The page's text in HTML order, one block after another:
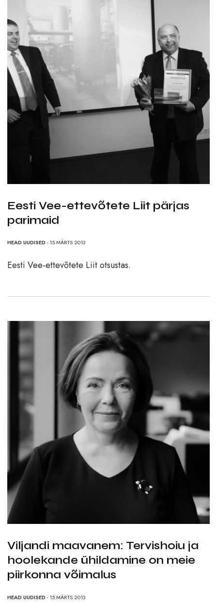
Eesti Vee-ettevõtete Liit pärjas
parimaid
HEAD UUDISED - 15.MÄRTS 2013
Eesti Vee-ettevõtete Liit otsustas.
Viljandi maavanem: Tervishoiu ja
hoolekande ühildamine on meie
piirkonna võimalus
HEAD UUDISED - 15.MÄRTS 2013